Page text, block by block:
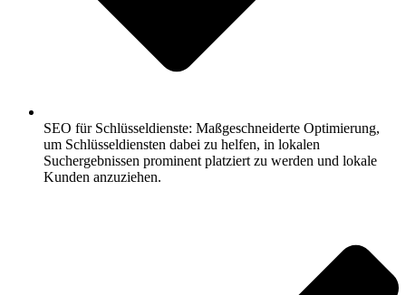
SEO für Schlüsseldienste: Maßgeschneiderte Optimierung,
um Schlüsseldiensten dabei zu helfen, in lokalen
Suchergebnissen prominent platziert zu werden und lokale
Kunden anzuziehen.